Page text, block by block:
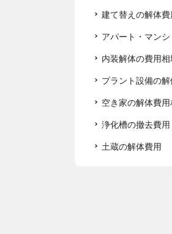
建て替えの解体費
アパート・マン
内装解体の費用
プラント設備の解
空き家の解体費
浄化槽の撤去費用
土蔵の解体費用